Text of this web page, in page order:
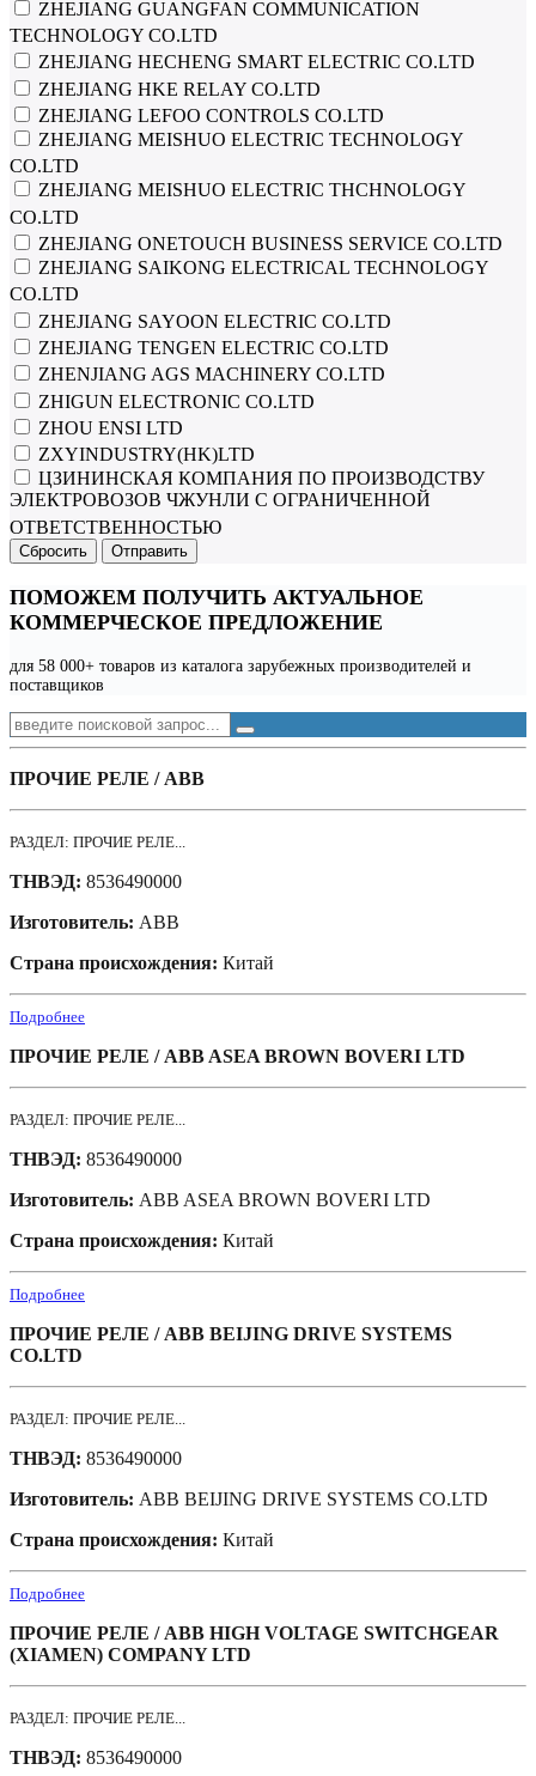
ZHEJIANG GUANGFAN COMMUNICATION
TECHNOLOGY CO.LTD
ZHEJIANG HECHENG SMART ELECTRIC CO.LTD
ZHEJIANG HKE RELAY CO.LTD
ZHEJIANG LEFOO CONTROLS CO.LTD
ZHEJIANG MEISHUO ELECTRIC TECHNOLOGY
CO.LTD
ZHEJIANG MEISHUO ELECTRIC THCHNOLOGY
CO.LTD
ZHEJIANG ONETOUCH BUSINESS SERVICE CO.LTD
ZHEJIANG SAIKONG ELECTRICAL TECHNOLOGY
CO.LTD
ZHEJIANG SAYOON ELECTRIC CO.LTD
ZHEJIANG TENGEN ELECTRIC CO.LTD
ZHENJIANG AGS MACHINERY CO.LTD
ZHIGUN ELECTRONIC CO.LTD
ZHOU ENSI LTD
ZXYINDUSTRY(HK)LTD
ЦЗИНИНСКАЯ КОМПАНИЯ ПО ПРОИЗВОДСТВУ
ЭЛЕКТРОВОЗОВ ЧЖУНЛИ С ОГРАНИЧЕННОЙ
ОТВЕТСТВЕННОСТЬЮ
Сбросить Отправить
ПОМОЖЕМ ПОЛУЧИТЬ АКТУАЛЬНОЕ
КОММЕРЧЕСКОЕ ПРЕДЛОЖЕНИЕ
для 58 000+ товаров из каталога зарубежных производителей и
поставщиков
ПРОЧИЕ РЕЛЕ / ABB
РАЗДЕЛ: ПРОЧИЕ РЕЛЕ...
ТНВЭД: 8536490000
Изготовитель: ABB
Страна происхождения: Китай
Подробнее
ПРОЧИЕ РЕЛЕ / ABB ASEA BROWN BOVERI LTD
РАЗДЕЛ: ПРОЧИЕ РЕЛЕ...
ТНВЭД: 8536490000
Изготовитель: ABB ASEA BROWN BOVERI LTD
Страна происхождения: Китай
Подробнее
ПРОЧИЕ РЕЛЕ / ABB BEIJING DRIVE SYSTEMS
CO.LTD
РАЗДЕЛ: ПРОЧИЕ РЕЛЕ...
ТНВЭД: 8536490000
Изготовитель: ABB BEIJING DRIVE SYSTEMS CO.LTD
Страна происхождения: Китай
Подробнее
ПРОЧИЕ РЕЛЕ / ABB HIGH VOLTAGE SWITCHGEAR
(XIAMEN) COMPANY LTD
РАЗДЕЛ: ПРОЧИЕ РЕЛЕ...
ТНВЭД: 8536490000